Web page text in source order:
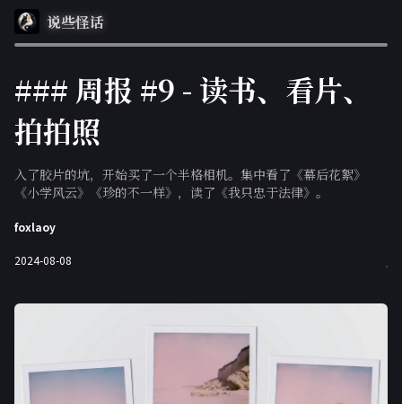
说些怪话
### 周报 #9 - 读书、看片、
拍拍照
入了胶片的坑，开始买了一个半格相机。集中看了《幕后花絮》
《小学风云》《珍的不一样》，读了《我只忠于法律》。
foxlaoy
2024-08-08